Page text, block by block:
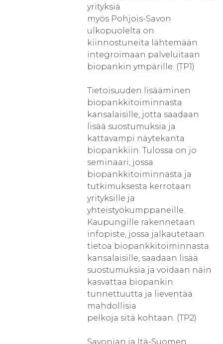
yrityksiä
myös Pohjois-Savon
ulkopuolelta on
kiinnostuneita lähtemään
integroimaan palveluitaan
biopankin ympärille. (TP1)
Tietoisuuden lisääminen
biopankkitoiminnasta
kansalaisille, jotta saadaan
lisää suostumuksia ja
kattavampi näytekanta
biopankkiin. Tulossa on jo
seminaari, jossa
biopankkitoiminnasta ja
tutkimuksesta kerrotaan
yrityksille ja
yhteistyökumppaneille.
Kaupungille rakennetaan
infopiste, jossa jalkautetaan
tietoa biopankkitoiminnasta
kansalaisille, saadaan lisää
suostumuksia ja voidaan näin
kasvattaa biopankin
tunnettuutta ja lieventää
mahdollisia
pelkoja sitä kohtaan. (TP2)
Savonian ja Itä-Suomen